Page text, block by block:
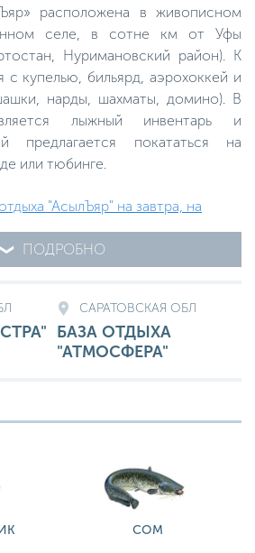
расположена в живописном
селе, в сотне км от Уфы
Нуримановский район). К
с купелью, бильярд, аэрохоккей и
нарды, шахматы, домино). В
лыжный инвентарь и
предлагается покататься на
или тюбинге.
"АсылЪяр" на завтра, на
ПОДРОБНО
САРАТОВСКАЯ ОБЛ
БАЗА ОТДЫХА
"АТМОСФЕРА"
СОМ